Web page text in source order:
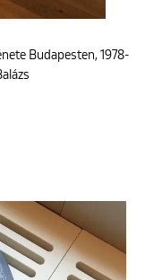
Budapesten, 1978-